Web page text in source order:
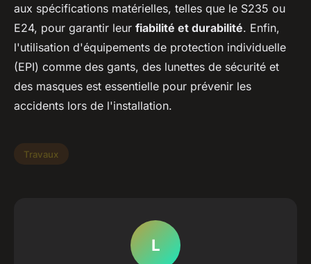
aux spécifications matérielles, telles que le S235 ou
E24, pour garantir leur fiabilité et durabilité. Enfin,
l'utilisation d'équipements de protection individuelle
(EPI) comme des gants, des lunettes de sécurité et
des masques est essentielle pour prévenir les
accidents lors de l'installation.
Travaux
L